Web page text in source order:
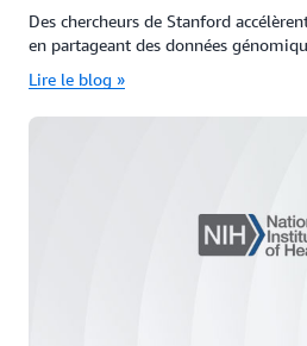
Des chercheurs de Stanford
en partageant des données
Lire le blog »